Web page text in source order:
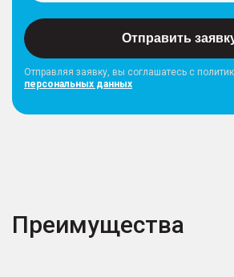
Отправить
Отправляя заявку, вы соглашатесь с
персональных данных
Преимущества